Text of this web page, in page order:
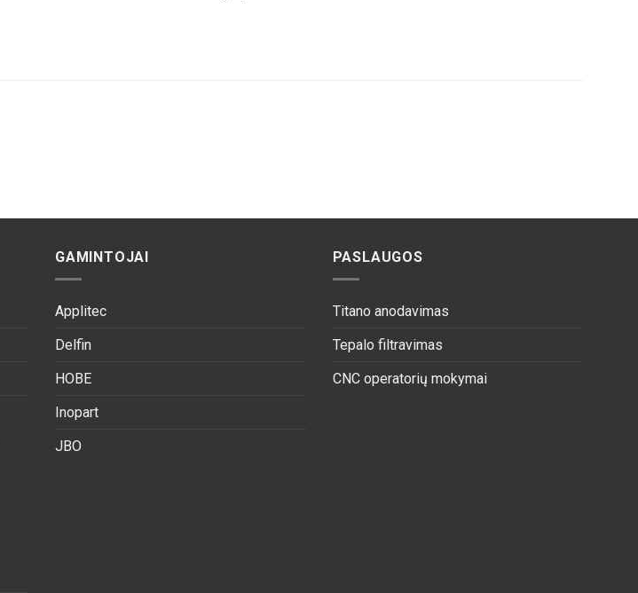
GAMINTOJAI
Applitec
Delfin
HOBE
Inopart
JBO
PASLAUGOS
Titano anodavimas
Tepalo filtravimas
CNC operatorių mokymai